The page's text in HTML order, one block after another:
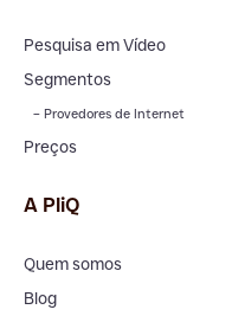
Pesquisa em Vídeo
Segmentos
– Provedores de Internet
Preços
A PliQ
Quem somos
Blog